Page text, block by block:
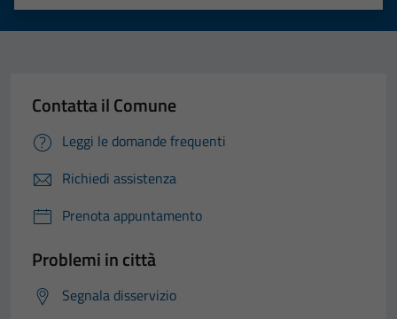
Valuta 5 stelle su 5
Valuta 4 stelle su 5
Valuta 3 stelle su 5
Valuta 2 stelle su 5
Valuta 1 stelle su 5
Contatta il Comune
Leggi le domande frequenti
Richiedi assistenza
Prenota appuntamento
Problemi in città
Segnala disservizio